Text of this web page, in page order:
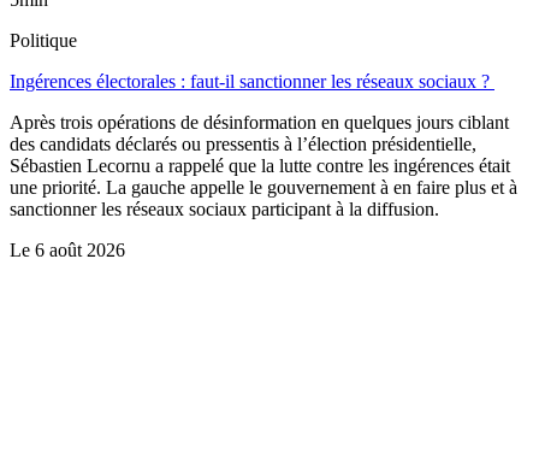
Politique
Ingérences électorales : faut-il sanctionner les réseaux sociaux ?
Après trois opérations de désinformation en quelques jours ciblant
des candidats déclarés ou pressentis à l’élection présidentielle,
Sébastien Lecornu a rappelé que la lutte contre les ingérences était
une priorité. La gauche appelle le gouvernement à en faire plus et à
sanctionner les réseaux sociaux participant à la diffusion.
Le 6 août 2026